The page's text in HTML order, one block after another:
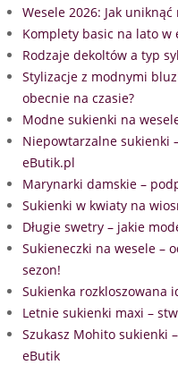
Wesele 2026: Jak
Komplety basic na lato w
Rodzaje dekoltów a typ
Stylizacje z modnymi
obecnie na czasie?
Modne sukienki na
Niepowtarzalne sukienki
eButik.pl
Marynarki damskie –
Sukienki w kwiaty na
Długie swetry – jakie
Sukieneczki na wesele –
sezon!
Sukienka rozkloszowana
Letnie sukienki maxi –
Szukasz Mohito sukienki
eButik